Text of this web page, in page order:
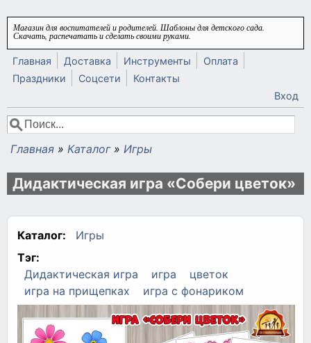
Перейти к основному содержанию
Магазин для воспитателей и родителей. Шаблоны для детского сада.
Скачать, распечатать и сделать своими руками.
Главная Доставка Инструменты
Оплата
Праздники
Соцсети
Контакты
Вход
Форма поиска
Поиск
Вы здесь
Главная » Каталог » Игры
Дидактическая игра «Собери цветок»
Каталог:
Игры
Тэг:
Дидактическая игра
игра
цветок
игра на прищепках
игра с фонариком